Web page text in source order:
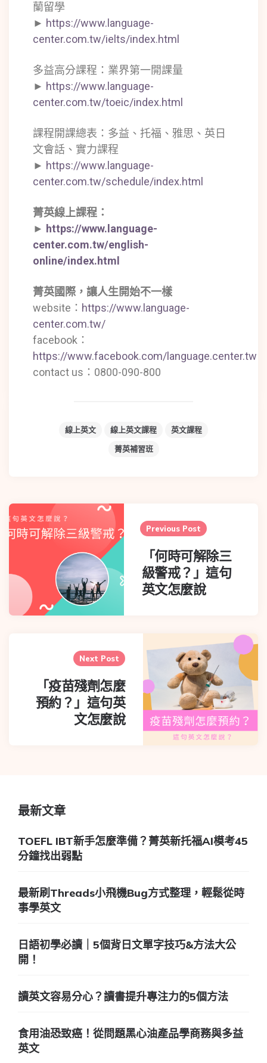
蘭留學
► https://www.language-
center.com.tw/ielts/index.html
多益高分課程：業界第一開課量
► https://www.language-
center.com.tw/toeic/index.html
課程開課總表：多益、托福、雅思、英日
文會話、實力課程
► https://www.language-
center.com.tw/schedule/index.html
菁英線上課程：
► https://www.language-
center.com.tw/english-
online/index.html
菁英國際，讓人生開始不一樣
website： https://www.language-
center.com.tw/
facebook：
https://www.facebook.com/language.center.tw
contact us：0800-090-800
線上英文 線上英文課程
英文課程
菁英補習班
Previous Post
「何時可解除三
級警戒？」這句
英文怎麼說
Next Post
「疫苗殘劑怎麼
預約？」這句英
文怎麼說
最新文章
TOEFL IBT新手怎麼準備？菁英新托福AI模考45
分鐘找出弱點
最新刷Threads小飛機Bug方式整理，輕鬆從時
事學英文
日語初學必讀｜5個背日文單字技巧&方法大公
開！
讀英文容易分心？讀書提升專注力的5個方法
食用油恐致癌！從問題黑心油產品學商務與多益
英文